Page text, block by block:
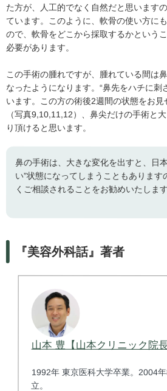
た方が、人工的でなく自然だと思います
ています。このように、軟骨の使い方に
ので、軟骨をどこから採取するかという
必要があります。
この手術の腫れですが、腫れている間は
なったようになります。“鼻先をハチに刺
います。この方の術後2週間の状態をお見
（写真9,10,11,12）、鼻尖だけの手術と
り頂けると思います。
鼻の手術は、大きな変化を出すと、日
い”状態になってしまうこともあります
くご相談されることをお勧めいたします
『美容外科話』著者
山本 豊【山本クリニック院長
1992年 東京医科大学卒業。2004
立。